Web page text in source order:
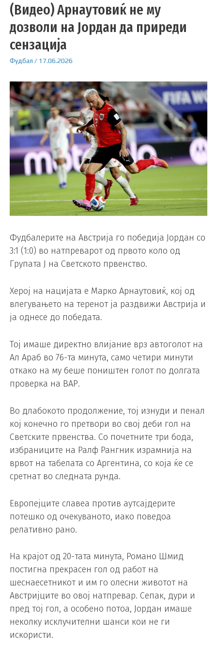
(Видео) Арнаутовиќ не му
дозволи на Јордан да приреди
сензација
Фудбал / 17.06.2026
Фудбалерите на Австрија го победија Јордан со
3:1 (1:0) во натпреварот од првото коло од
Групата Ј на Светското првенство.
Херој на нацијата е Марко Арнаутовиќ, кој од
влегувањето на теренот ја раздвижи Австрија и
ја однесе до победата.
Тој имаше директно влијание врз автоголот на
Ал Араб во 76-та минута, само четири минути
откако на му беше поништен голот по долгата
проверка на ВАР.
Во длабокото продолжение, тој изнуди и пенал
кој конечно го претвори во свој деби гол на
Светските првенства. Со почетните три бода,
избраниците на Ралф Рангник израмнија на
врвот на табелата со Аргентина, со која ќе се
сретнат во следната рунда.
Европејците славеа против аутсајдерите
потешко од очекуваното, иако поведоа
релативно рано.
На крајот од 20-тата минута, Романо Шмид
постигна прекрасен гол од работ на
шеснаесетникот и им го олесни животот на
Австријците во овој натпревар. Сепак, дури и
пред тој гол, а особено потоа, Јордан имаше
неколку исклучителни шанси кои не ги
искористи.